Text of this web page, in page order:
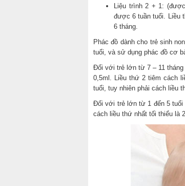
Liệu trình 2 + 1:
được 6 tuần tuổi. Liều
6 tháng.
Phác đồ dành cho trẻ sinh
tuổi, và sử dụng phác đồ cơ
Đối với trẻ lớn từ 7 – 11
0,5ml. Liều thứ 2 tiêm cách
tuổi, tuy nhiên phải cách liều
Đối với trẻ lớn từ 1 đến 5 tuổi
cách liều thứ nhất tối thiểu là